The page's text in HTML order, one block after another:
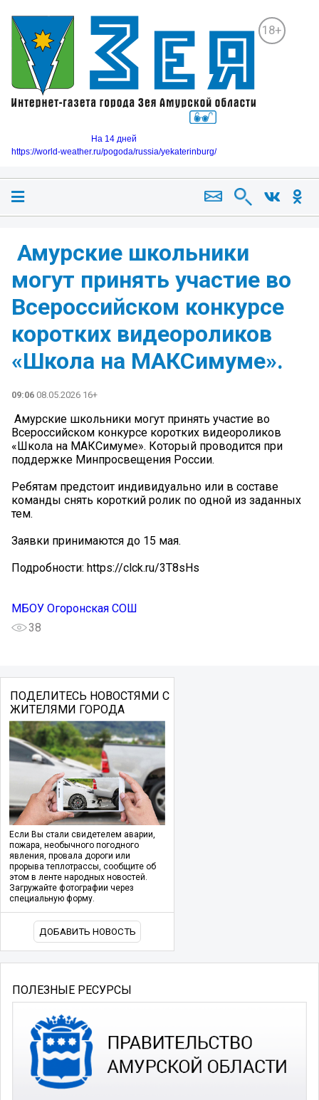
18+
На 14 дней
https://world-weather.ru/pogoda/russia/yekaterinburg/
️ Амурские школьники
могут принять участие во
Всероссийском конкурсе
коротких видеороликов
«Школа на МАКСимуме».
09:06 08.05.2026 16+
️ Амурские школьники могут принять участие во
Всероссийском конкурсе коротких видеороликов
«Школа на МАКСимуме». Который проводится при
поддержке Минпросвещения России.
Ребятам предстоит индивидуально или в составе
команды снять короткий ролик по одной из заданных
тем.
Заявки принимаются до 15 мая.
Подробности: https://clck.ru/3T8sHs
МБОУ Огоронская СОШ
38
ПОДЕЛИТЕСЬ НОВОСТЯМИ С
ЖИТЕЛЯМИ ГОРОДА
Если Вы стали свидетелем аварии,
пожара, необычного погодного
явления, провала дороги или
прорыва теплотрассы, сообщите об
этом в ленте народных новостей.
Загружайте фотографии через
специальную форму.
ДОБАВИТЬ НОВОСТЬ
ПОЛЕЗНЫЕ РЕСУРСЫ